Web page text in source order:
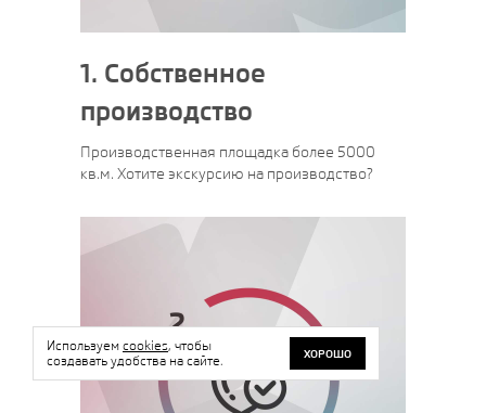
Используем cookies, чтобы
создавать удобства на сайте.
ХОРОШО
1. Собственное
производство
Производственная площадка более 5000
кв.м. Хотите экскурсию на производство?